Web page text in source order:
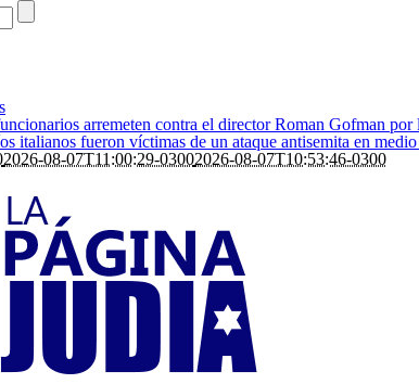
arremeten contra el director Roman Gofman por
italianos fueron víctimas de un ataque antisemita en
2026-08-07T11:00:29-03002026-08-07T10:53:46-0300